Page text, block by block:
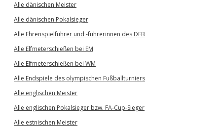
Alle dänischen Meister
Alle dänischen Pokalsieger
Alle Ehrenspielführer und -führerinnen des DFB
Alle Elfmeterschießen bei EM
Alle Elfmeterschießen bei WM
Alle Endspiele des olympischen Fußballturniers
Alle englischen Meister
Alle englischen Pokalsieger bzw. FA-Cup-Sieger
Alle estnischen Meister